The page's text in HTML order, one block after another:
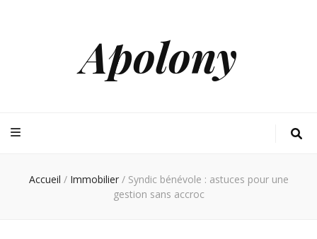
Apolony
Accueil / Immobilier / Syndic bénévole : astuces pour une
gestion sans accroc